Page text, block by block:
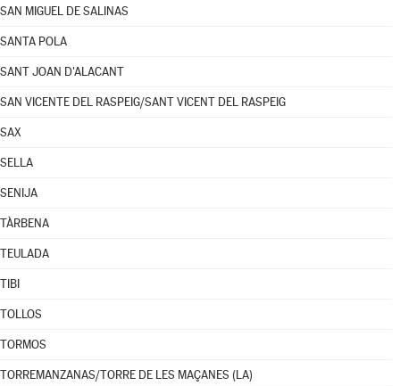
SAN MIGUEL DE SALINAS
SANTA POLA
SANT JOAN D'ALACANT
SAN VICENTE DEL RASPEIG/SANT VICENT DEL RASPEIG
SAX
SELLA
SENIJA
TÀRBENA
TEULADA
TIBI
TOLLOS
TORMOS
TORREMANZANAS/TORRE DE LES MAÇANES (LA)